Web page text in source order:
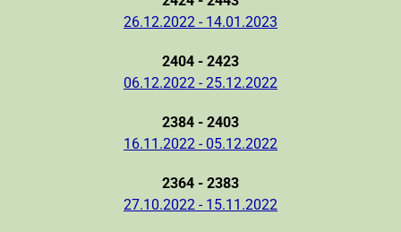
26.12.2022 - 14.01.2023
2404 - 2423
06.12.2022 - 25.12.2022
2384 - 2403
16.11.2022 - 05.12.2022
2364 - 2383
27.10.2022 - 15.11.2022